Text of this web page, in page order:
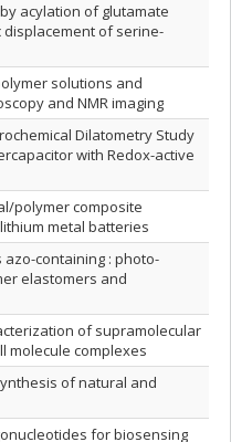
acylation of glutamate
of serine-
solutions and
and NMR imaging
Dilatometry Study
with Redox-active
polymer composite
metal batteries
containing : photo-
elastomers and
of supramolecular
molecule complexes
of natural and
for biosensing